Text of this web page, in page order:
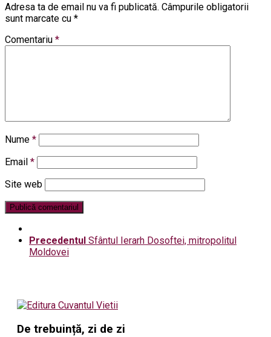
Adresa ta de email nu va fi publicată. Câmpurile obligatorii
sunt marcate cu *
Comentariu *
Nume *
Email *
Site web
Precedentul Sfântul Ierarh Dosoftei, mitropolitul
Moldovei
De trebuință, zi de zi